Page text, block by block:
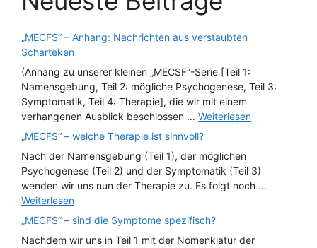
„MECFS“ – Anhang: Nachrichten aus verstaubten
Scharteken
(Anhang zu unserer kleinen „MECSF“-Serie [Teil 1:
Namensgebung, Teil 2: mögliche Psychogenese, Teil 3:
Symptomatik, Teil 4: Therapie], die wir mit einem
verhangenen Ausblick beschlossen ... Weiterlesen
„MECFS“ – welche Therapie ist sinnvoll?
Nach der Namensgebung (Teil 1), der möglichen
Psychogenese (Teil 2) und der Symptomatik (Teil 3)
wenden wir uns nun der Therapie zu. Es folgt noch ...
Weiterlesen
„MECFS“ – sind die Symptome spezifisch?
Nachdem wir uns in Teil 1 mit der Nomenklatur der